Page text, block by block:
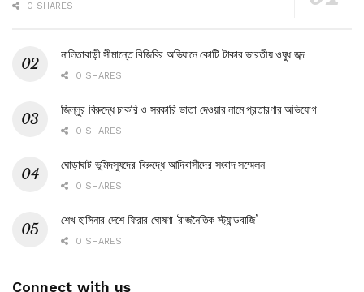
0 SHARES
নালিতাবাড়ী সীমান্তে বিজিবির অভিযানে কোটি টাকার ভারতীয় ওষুধ জব্দ
0 SHARES
জিল্লুর বিরুদ্ধে চাকরি ও সরকারি ভাতা দেওয়ার নামে প্রতারণার অভিযোগ
0 SHARES
ঘোড়াঘাট ভূমিদস্যুদের বিরুদ্ধে আদিবাসীদের সংবাদ সম্মেলন
0 SHARES
শেখ হাসিনার দেশে ফিরার ঘোষণা ‘রাজনৈতিক স্ট্যান্ডবাজি’
0 SHARES
Connect with us